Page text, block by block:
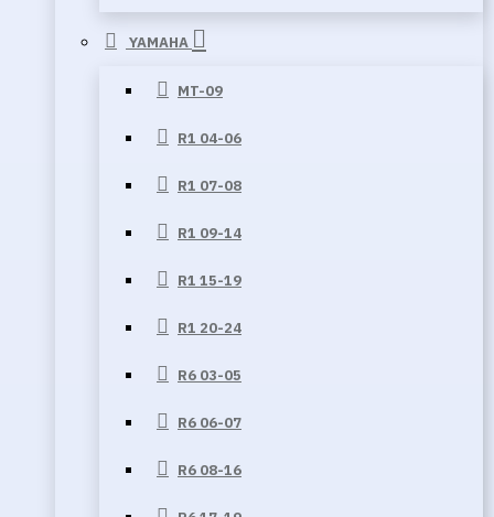
YAMAHA
MT-09
R1 04-06
R1 07-08
R1 09-14
R1 15-19
R1 20-24
R6 03-05
R6 06-07
R6 08-16